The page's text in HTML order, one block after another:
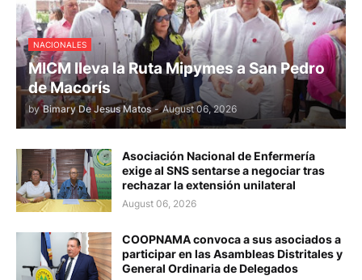
NACIONALES
MICM lleva la Ruta Mipymes a San Pedro
de Macorís
by Bimary De Jesus Matos - August 06, 2026
Asociación Nacional de Enfermería
exige al SNS sentarse a negociar tras
rechazar la extensión unilateral
August 06, 2026
COOPNAMA convoca a sus asociados a
participar en las Asambleas Distritales y
General Ordinaria de Delegados